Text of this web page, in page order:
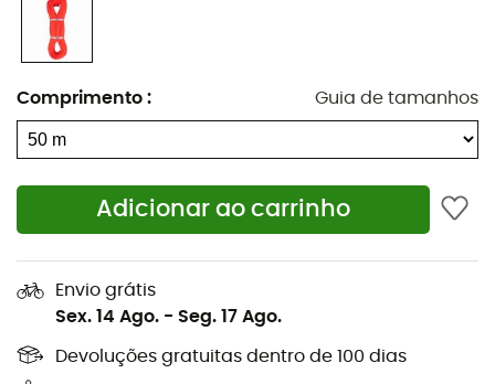
Comprimento : Guia de tamanhos
Adicionar ao carrinho
Envio grátis
Sex. 14 Ago. - Seg. 17 Ago.
Devoluções gratuitas dentro de 100 dias